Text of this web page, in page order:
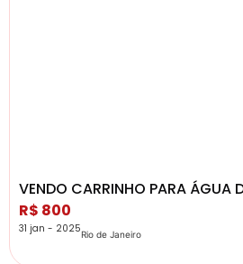
VENDO CARRINHO PARA ÁGUA
R$ 800
31 jan - 2025Rio de Janeiro